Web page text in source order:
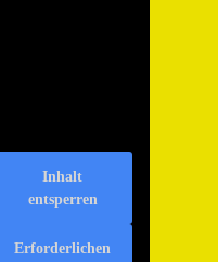
Inhalt
entsperren
Erforderlichen